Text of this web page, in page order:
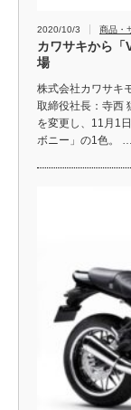
2020/10/3 商品・
カワサキから「
場
株式会社カワサキ
取締役社長：寺西
を変更し、11月1
ボニー」の1色。 …